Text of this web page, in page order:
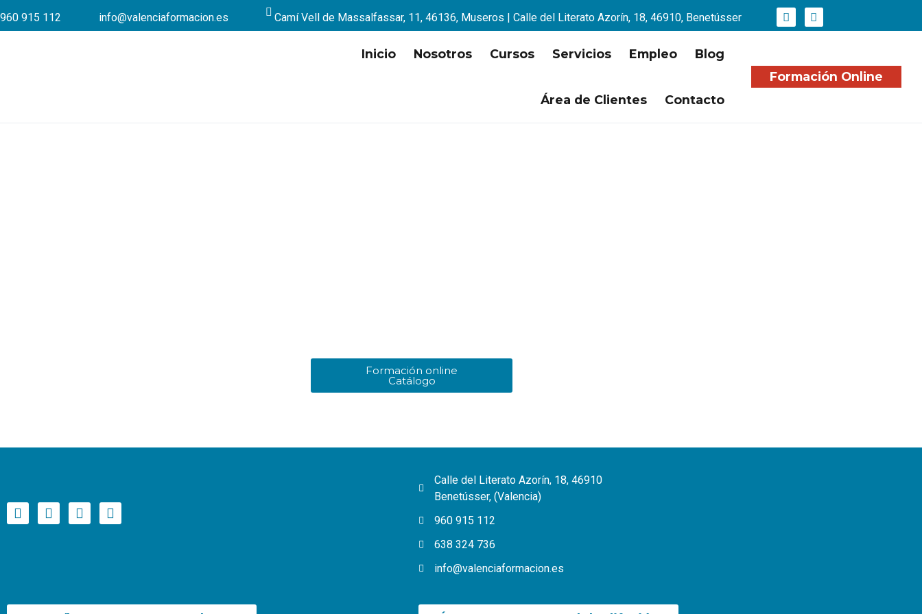
960 915 112 info@valenciaformacion.es Camí Vell de Massalfassar, 11, 46136, Museros | Calle del Literato Azorín, 18, 46910, Benetússer
Inicio Nosotros Cursos Servicios Empleo Blog
Área de Clientes Contacto
Formación Online
Formación online
Catálogo
Calle del Literato Azorín, 18, 46910
Benetússer, (Valencia)
960 915 112
638 324 736
info@valenciaformacion.es